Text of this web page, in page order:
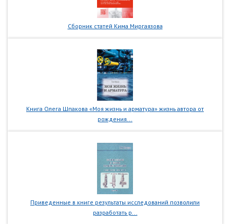
Сборник статей Кима Миргаязова
Книга Олега Шпакова «Моя жизнь и арматура» жизнь автора от
рождения...
Приведенные в книге результаты исследований позволили
разработать р...